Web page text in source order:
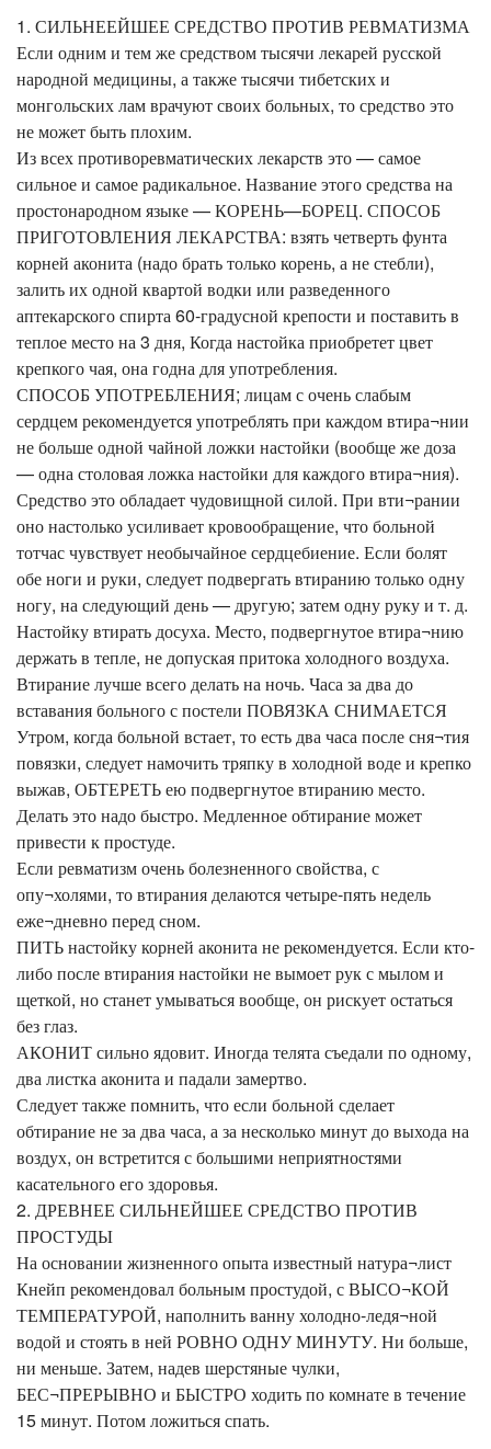
1. СИЛЬНЕЕЙШЕЕ СРЕДСТВО ПРОТИВ РЕВМАТИЗМА
Если одним и тем же средством тысячи лекарей русской
народной медицины, а также тысячи тибетских и
монгольских лам врачуют своих больных, то средство это
не может быть плохим.
Из всех противоревматических лекарств это — самое
сильное и самое радикальное. Название этого средства на
простонародном языке — КОРЕНЬ—БОРЕЦ. СПОСОБ
ПРИГОТОВЛЕНИЯ ЛЕКАРСТВА: взять четверть фунта
корней аконита (надо брать только корень, а не стебли),
залить их одной квартой водки или разведенного
аптекарского спирта 60-градусной крепости и поставить в
теплое место на 3 дня, Когда настойка приобретет цвет
крепкого чая, она годна для употребления.
СПОСОБ УПОТРЕБЛЕНИЯ; лицам с очень слабым
сердцем рекомендуется употреблять при каждом втира¬нии
не больше одной чайной ложки настойки (вообще же доза
— одна столовая ложка настойки для каждого втира¬ния).
Средство это обладает чудовищной силой. При вти¬рании
оно настолько усиливает кровообращение, что больной
тотчас чувствует необычайное сердцебиение. Если болят
обе ноги и руки, следует подвергать втиранию только одну
ногу, на следующий день — другую; затем одну руку и т. д.
Настойку втирать досуха. Место, подвергнутое втира¬нию
держать в тепле, не допуская притока холодного воздуха.
Втирание лучше всего делать на ночь. Часа за два до
вставания больного с постели ПОВЯЗКА СНИМАЕТСЯ
Утром, когда больной встает, то есть два часа после сня¬тия
повязки, следует намочить тряпку в холодной воде и крепко
выжав, ОБТЕРЕТЬ ею подвергнутое втиранию место.
Делать это надо быстро. Медленное обтирание может
привести к простуде.
Если ревматизм очень болезненного свойства, с
опу¬холями, то втирания делаются четыре-пять недель
еже¬дневно перед сном.
ПИТЬ настойку корней аконита не рекомендуется. Если кто-
либо после втирания настойки не вымоет рук с мылом и
щеткой, но станет умываться вообще, он рискует остаться
без глаз.
АКОНИТ сильно ядовит. Иногда телята съедали по одному,
два листка аконита и падали замертво.
Следует также помнить, что если больной сделает
обтирание не за два часа, а за несколько минут до выхода на
воздух, он встретится с большими неприятностями
касательного его здоровья.
2. ДРЕВНЕЕ СИЛЬНЕЙШЕЕ СРЕДСТВО ПРОТИВ
ПРОСТУДЫ
На основании жизненного опыта известный натура¬лист
Кнейп рекомендовал больным простудой, с ВЫСО¬КОЙ
ТЕМПЕРАТУРОЙ, наполнить ванну холодно-ледя¬ной
водой и стоять в ней РОВНО ОДНУ МИНУТУ. Ни больше,
ни меньше. Затем, надев шерстяные чулки,
БЕС¬ПРЕРЫВНО и БЫСТРО ходить по комнате в течение
15 минут. Потом ложиться спать.